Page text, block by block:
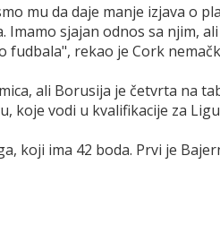
mu da daje manje izjava o
sjajan odnos sa njim,
rekao je Cork
ali Borusija je četvrta na
koje vodi u kvalifikacije za
koji ima 42 boda. Prvi je